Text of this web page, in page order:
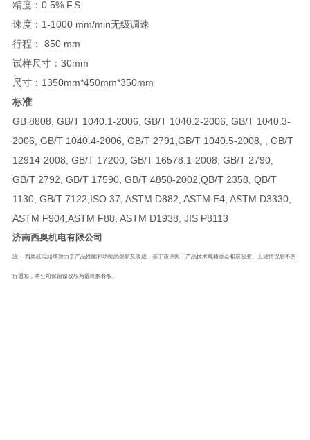
精度： 0.5% F.S.
速度： 1-1000 mm/min无级调速
行程： 850 mm
试样尺寸： 30mm
尺寸： 1350mm*450mm*350mm
标准
GB 8808, GB/T 1040.1-2006, GB/T 1040.2-2006, GB/T 1040.3-
2006, GB/T 1040.4-2006, GB/T 2791,GB/T 1040.5-2008, , GB/T
12914-2008, GB/T 17200, GB/T 16578.1-2008, GB/T 2790,
GB/T 2792, GB/T 17590, GB/T 4850-2002,QB/T 2358, QB/T
1130, GB/T 7122,ISO 37, ASTM D882, ASTM E4, ASTM D3330,
ASTM F904,ASTM F88, ASTM D1938, JIS P8113
济南西奥机电有限公司
注： 西奥机电始终致力于产品性能和功能的创新及改进，基于该原因，产品技术规格亦会相应改变。上述情况恕不另
行通知，本公司保留修改权与最终解释权。